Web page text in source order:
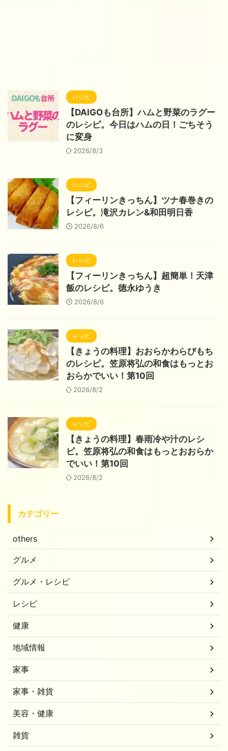
レシピ
【DAIGOも台所】ハムと野菜のラグー
のレシピ。今日はハムの日！ごちそう
に変身
2026/8/3
レシピ
【フィーリンきっちん】ツナ春巻きの
レシピ。滝沢カレン&和田明日香
2026/8/6
レシピ
【フィーリンきっちん】超簡単！天津
飯のレシピ。徳永ゆうき
2026/8/6
レシピ
【きょうの料理】おおらかわらびもち
のレシピ。笠原将弘の和食はもっとお
おらかでいい！第10回
2026/8/2
レシピ
【きょうの料理】春雨冷や汁のレシ
ピ。笠原将弘の和食はもっとおおらか
でいい！第10回
2026/8/2
カテゴリー
others
グルメ
グルメ・レシピ
レシピ
健康
地域情報
家事
家事・雑貨
美容・健康
雑貨